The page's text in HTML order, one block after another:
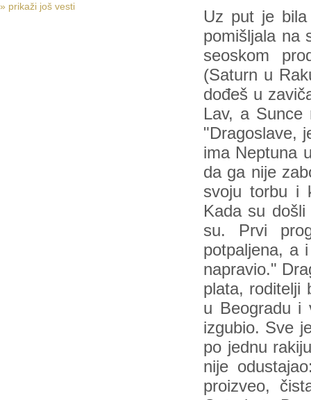
» prikaži još vesti
Uz put je
pomišljala na
seoskom
(Saturn u
dođeš u
Lav, a
"Dragoslave,
ima Neptuna
da ga nije
svoju torbu i
Kada su
su. Prvi
potpaljena, a
napravio."
plata, roditelji
u Beogradu i
izgubio. Sve
po jednu
nije
proizveo,